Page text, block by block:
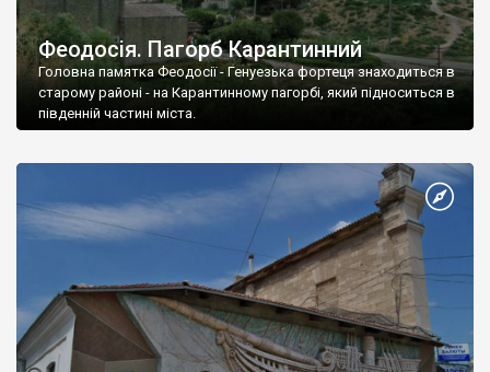
Феодосія. Пагорб Карантинний
Головна памятка Феодосії - Генуезька фортеця знаходиться в
старому районі - на Карантинному пагорбі, який підноситься в
південній частині міста.